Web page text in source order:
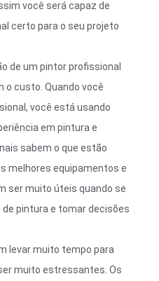
você será capaz de
certo para o seu projeto
de um pintor profissional
o custo. Quando você
você está usando
em pintura e
sabem o que estão
melhores equipamentos e
ser muito úteis quando se
pintura e tomar decisões
levar muito tempo para
muito estressantes. Os